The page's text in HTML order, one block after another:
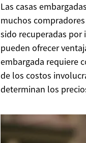
Las casas
muchos
sido recuperadas
pueden ofrecer
embargada requiere
de los costos
determinan los